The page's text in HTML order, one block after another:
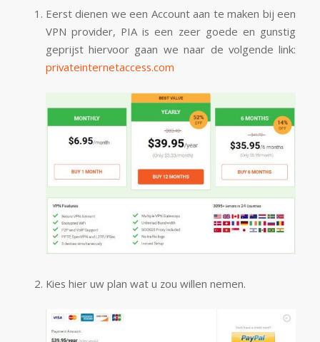
Eerst dienen we een Account aan te maken bij een
VPN provider, PIA is een zeer goede en gunstig
geprijst hiervoor gaan we naar de volgende link:
privateinternetaccess.com
Kies hier uw plan wat u zou willen nemen.